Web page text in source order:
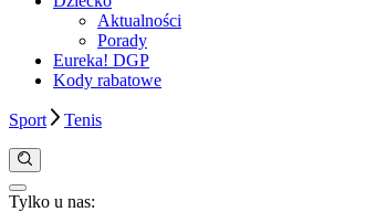
Aktualności
Porady
Eureka! DGP
Kody rabatowe
Sport Tenis
Anuluj
Tylko u nas: